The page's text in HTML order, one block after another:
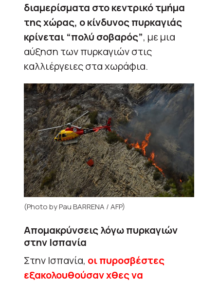
διαμερίσματα στο κεντρικό τμήμα
της χώρας, ο κίνδυνος πυρκαγιάς
κρίνεται “πολύ σοβαρός”, με μια
αύξηση των πυρκαγιών στις
καλλιέργειες στα χωράφια.
(Photo by Pau BARRENA / AFP)
Απομακρύνσεις λόγω πυρκαγιών
στην Ισπανία
Στην Ισπανία, οι πυροσβέστες
εξακολουθούσαν χθες να